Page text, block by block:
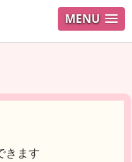
MENU
きます